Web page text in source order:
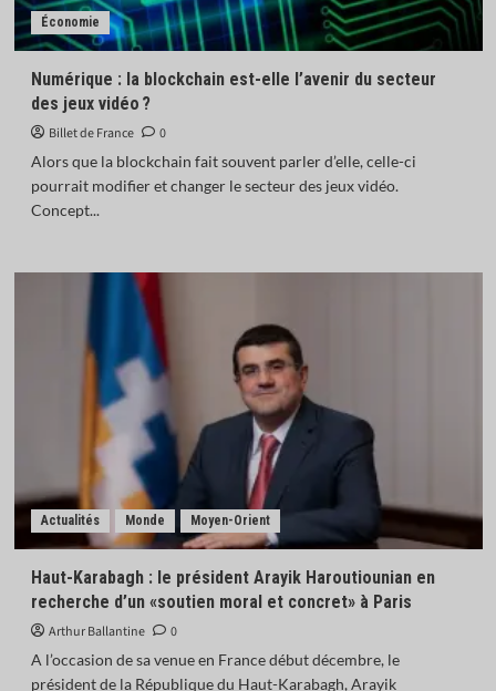
Actualités Économie Industrie
L’Inde donne son feu vert à l’achat de 114 Rafale
Mauritanie : en libérant neuf salafistes,
Ghazouani confirme l’exception de son pays
L’euro numérique : bastion de la souveraineté
monétaire européenne ?
Actualités Économie
IA : la France investit 655 millions d’euros pour
renforcer sa souveraineté numérique
Actualités Afrique Monde
Madagascar : la transition Randrianirina ouvre
grand la porte à Moscou
Actualités
L’Inde donne son feu vert à l’achat de 114 Rafale
français
Économie
Numérique : la blockchain est-elle l’avenir du secteur
des jeux vidéo ?
Billet de France
0
Alors que la blockchain fait souvent parler d’elle, celle-ci
pourrait modifier et changer le secteur des jeux vidéo.
Concept...
Actualités Monde Moyen-Orient
Haut-Karabagh : le président Arayik Haroutiounian en
recherche d’un «soutien moral et concret» à Paris
Arthur Ballantine
0
A l’occasion de sa venue en France début décembre, le
président de la République du Haut-Karabagh, Arayik